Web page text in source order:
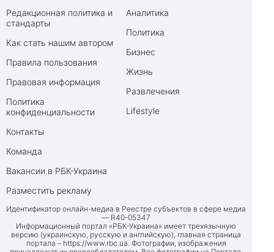
Редакционная политика и
стандарты
Как стать нашим автором
Правила пользования
Правовая информация
Политика
конфиденциальности
Контакты
Команда
Вакансии в РБК-Украина
Разместить рекламу
Аналитика
Политика
Бизнес
Жизнь
Развлечения
Lifestyle
Идентификатор онлайн-медиа в Реестре субъектов в сфере медиа
— R40-05347
Информационный портал «РБК-Украина» имеет трехязычную
версию (украинскую, русскую и английскую), главная страница
портала – https://www.rbc.ua . Фотографии, изображения